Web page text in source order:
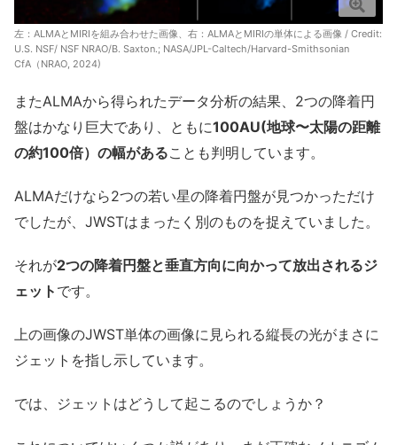
左：ALMAとMIRIを組み合わせた画像、右：ALMAとMIRIの単体による画像 / Credit:
U.S. NSF/ NSF NRAO/B. Saxton.; NASA/JPL-Caltech/Harvard-Smithsonian
CfA（NRAO, 2024)
またALMAから得られたデータ分析の結果、2つの降着円
盤はかなり巨大であり、ともに100AU(地球〜太陽の距離
の約100倍）の幅があることも判明しています。
ALMAだけなら2つの若い星の降着円盤が見つかっただけ
でしたが、JWSTはまったく別のものを捉えていました。
それが2つの降着円盤と垂直方向に向かって放出されるジ
ェット です。
上の画像のJWST単体の画像に見られる縦長の光がまさに
ジェットを指し示しています。
では、ジェットはどうして起こるのでしょうか？